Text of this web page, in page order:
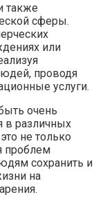
также
сферы.
или
проводя
услуги.
очень
в различных
не только
проблем
сохранить и
на